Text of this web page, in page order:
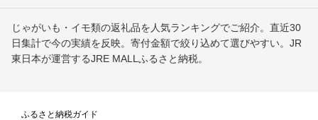
じゃがいも・イモ類の返礼品を人気ランキングでご紹介。直近30
日集計で今の実績を反映。寄付金額で絞り込めて選びやすい。JR
東日本が運営するJRE MALLふるさと納税。
ふるさと納税ガイド